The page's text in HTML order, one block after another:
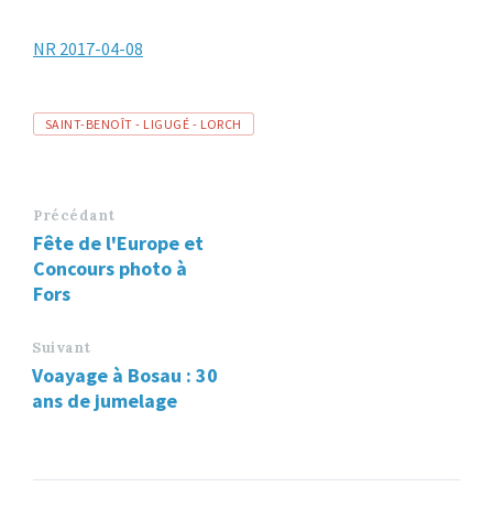
NR 2017-04-08
Tags
SAINT-BENOÎT - LIGUGÉ - LORCH
Précédant
Fête de l'Europe et
Concours photo à
Fors
Suivant
Voayage à Bosau : 30
ans de jumelage